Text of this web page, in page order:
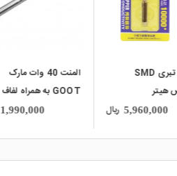
المنت 40 وات مارک
GOOT به همراه لفاف
1,990,000 ریال
سرهویه سوزنی SMD
مخصوص هیتر مدل
900M-T-I ساده1,100,000